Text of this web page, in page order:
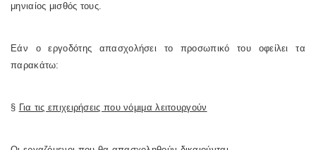
μηνιαίος μισθός τους.
Εάν ο εργοδότης απασχολήσει το προσωπικό του οφείλει τα
παρακάτω:
§ Για τις επιχειρήσεις που νόμιμα λειτουργούν